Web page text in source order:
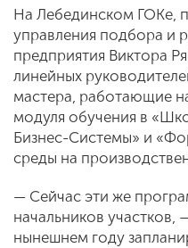
На Лебединском ГОКе,
управления подбора и
предприятия Виктора
линейных
мастера, работающие
модуля обучения в
Бизнес-Системы» и
среды на
— Сейчас эти же
начальников участков,
нынешнем году